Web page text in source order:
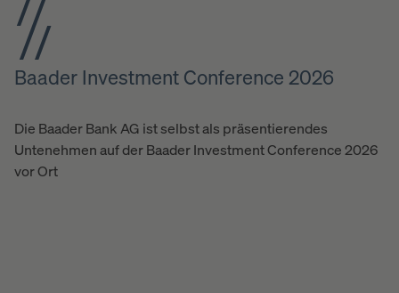
Baader Investment Conference 2026
Die Baader Bank AG ist selbst als präsentierendes
Untenehmen auf der Baader Investment Conference 2026
vor Ort